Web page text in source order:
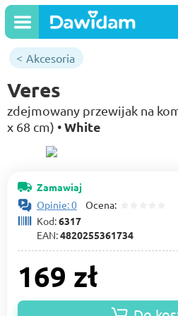
Akcesoria
Veres
zdejmowany przewijak na
х 68 cm) •White
Zamawiaj
Opinie: 0 Ocena:
Kod:6317
EAN:4820255361734
169 zł